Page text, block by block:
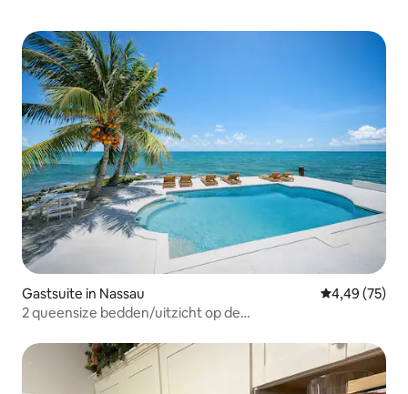
Gastsuite in Nassau Gemiddelde
4,49 (75)
2 queensize bedden/uitzicht op de